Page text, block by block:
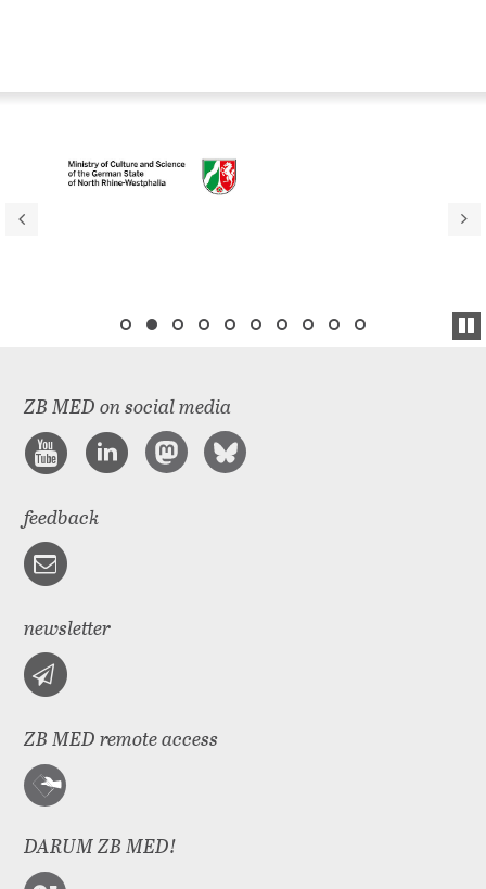
ZB MED on social media
feedback
newsletter
ZB MED remote access
DARUM ZB MED!